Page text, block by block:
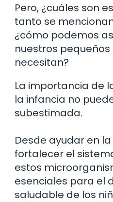
Pero, ¿cuáles son
tanto se
¿cómo podemos
nuestros
necesitan?
La importancia de
la infancia no
subestimada.
Desde ayudar en
fortalecer el
estos
esenciales para el
saludable de los